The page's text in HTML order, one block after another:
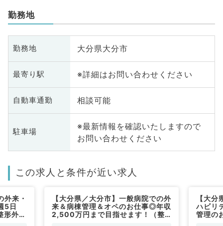
勤務地
勤務地 大分県大分市
最寄り駅 ※詳細はお問い合わせください
自動車通勤 相談可能
駐車場
※最新情報を確認いたしますので
お問い合わせください
この求人と条件が近い求人
外来・
5日
外科
【大分県／大分市】一般病院での外
来＆病棟管理＆オペのお仕事◎年収
2,500万円まで目指せます！（整
【大
ハビリ
管理の